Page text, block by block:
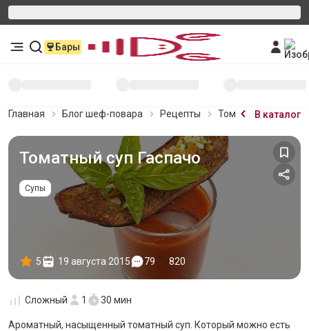
Бары
Главная Блог шеф-повара Рецепты Томатный суп
В каталог
Томатный суп Гаспачо
Супы
5 19 августа 2015 79 820
Сложный 1 30 мин
Ароматный, насыщенный томатный суп. Который можно есть